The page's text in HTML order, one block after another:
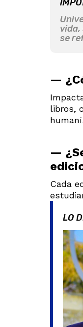
vida,
se
—
libros,
—
Cada
LO